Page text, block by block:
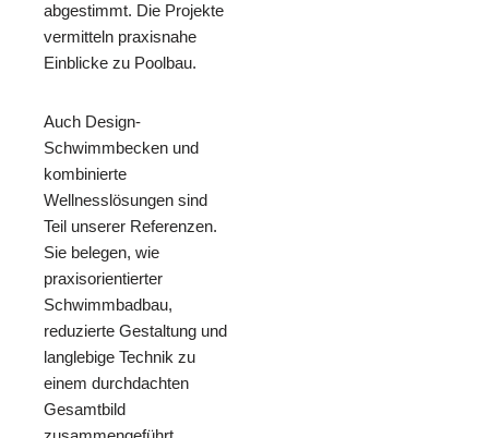
abgestimmt. Die Projekte
vermitteln praxisnahe
Einblicke zu Poolbau.
Auch Design-
Schwimmbecken und
kombinierte
Wellnesslösungen sind
Teil unserer Referenzen.
Sie belegen, wie
praxisorientierter
Schwimmbadbau,
reduzierte Gestaltung und
langlebige Technik zu
einem durchdachten
Gesamtbild